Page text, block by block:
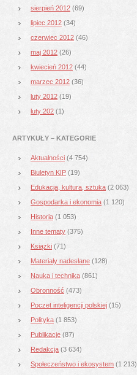
sierpień 2012 (69)
lipiec 2012 (34)
czerwiec 2012 (46)
maj 2012 (26)
kwiecień 2012 (44)
marzec 2012 (36)
luty 2012 (19)
luty 202 (1)
ARTYKUŁY – KATEGORIE
Aktualności (4 754)
Biuletyn KIP (19)
Edukacja, kultura, sztuka (2 063)
Gospodarka i ekonomia (1 120)
Historia (1 053)
Inne tematy (375)
Książki (71)
Materiały nadesłane (128)
Nauka i technika (861)
Obronność (473)
Poczet inteligencji polskiej (15)
Polityka (1 853)
Publikacje (87)
Redakcja (3 634)
Społeczeństwo i ekosystem (1 213)